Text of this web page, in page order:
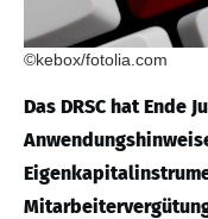
©kebox/fotolia.com
Das DRSC hat Ende